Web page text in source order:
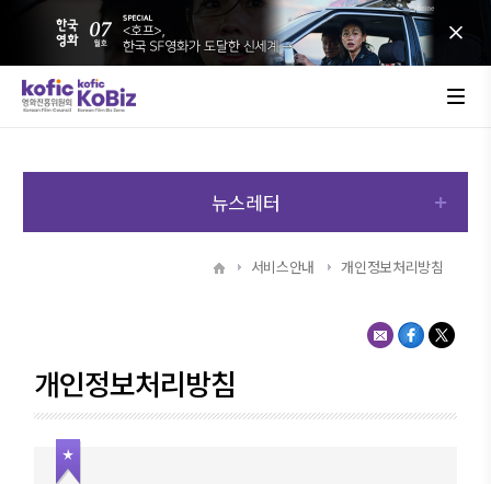
뉴스레터
서비스안내 개인정보처리방침
개인정보처리방침